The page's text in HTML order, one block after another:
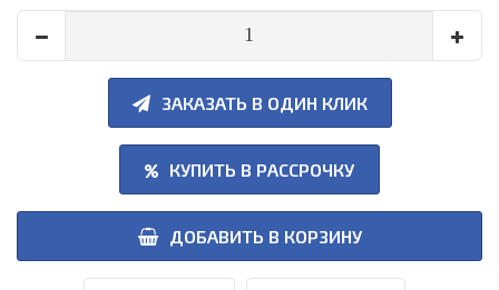
ЗАКАЗАТЬ В ОДИН КЛИК
КУПИТЬ В РАССРОЧКУ
ДОБАВИТЬ В КОРЗИНУ